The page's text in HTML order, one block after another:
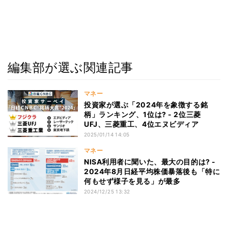
編集部が選ぶ関連記事
マネー
投資家が選ぶ「2024年を象徴する銘
柄」ランキング、1位は? - 2位三菱
UFJ、三菱重工、4位エヌビディア
2025/01/14 14:05
マネー
NISA利用者に聞いた、最大の目的は? -
2024年8月日経平均株価暴落後も「特に
何もせず様子を見る」が最多
2024/12/25 13:32